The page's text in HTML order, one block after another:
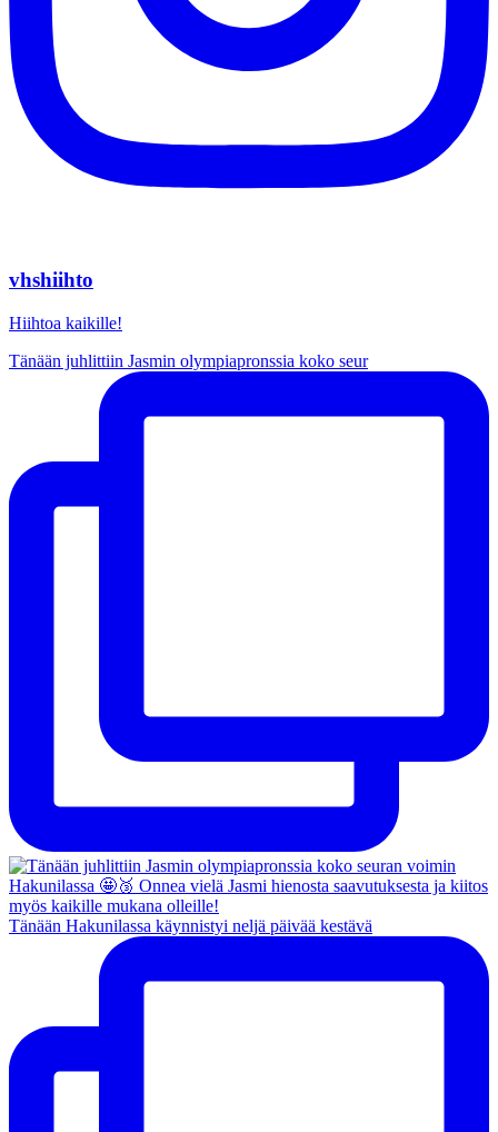
vhshiihto
Hiihtoa kaikille!
Tänään juhlittiin Jasmin olympiapronssia koko seur
Tänään Hakunilassa käynnistyi neljä päivää kestävä